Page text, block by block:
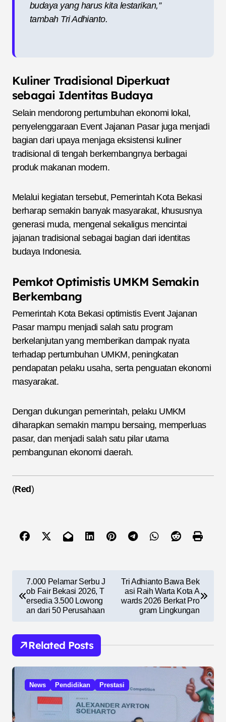
budaya yang harus kita lestarikan,”
tambah Tri Adhianto.
Kuliner Tradisional Diperkuat
sebagai Identitas Budaya
Selain mendorong pertumbuhan ekonomi lokal,
penyelenggaraan Event Jajanan Pasar juga menjadi
bagian dari upaya menjaga eksistensi kuliner
tradisional di tengah berkembangnya berbagai
produk makanan modern.
Melalui kegiatan tersebut, Pemerintah Kota Bekasi
berharap semakin banyak masyarakat, khususnya
generasi muda, mengenal sekaligus mencintai
jajanan tradisional sebagai bagian dari identitas
budaya Indonesia.
Pemkot Optimistis UMKM Semakin
Berkembang
Pemerintah Kota Bekasi optimistis Event Jajanan
Pasar mampu menjadi salah satu program
berkelanjutan yang memberikan dampak nyata
terhadap pertumbuhan UMKM, peningkatan
pendapatan pelaku usaha, serta penguatan ekonomi
masyarakat.
Dengan dukungan pemerintah, pelaku UMKM
diharapkan semakin mampu bersaing, memperluas
pasar, dan menjadi salah satu pilar utama
pembangunan ekonomi daerah.
(Red)
a
a
p
7.000 Pelamar Serbu J
ob Fair Bekasi 2026, T
ersedia 3.500 Lowong
an dari 50 Perusahaan
Tri Adhianto Bawa Bek
asi Raih Warta Kota A
wards 2026 Berkat Pro
gram Lingkungan
Related Posts
News Pendidikan Prestasi